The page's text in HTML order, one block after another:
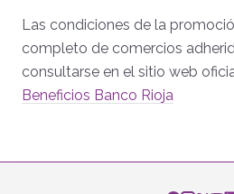
Las condiciones de la
completo de comercios
consultarse en el sitio web
Beneficios Banco Rioja